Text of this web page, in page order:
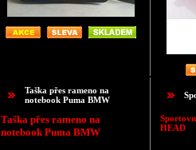
Taška přes rameno na
notebook Puma BMW
Taška přes rameno na
notebook Puma BMW
HEAD